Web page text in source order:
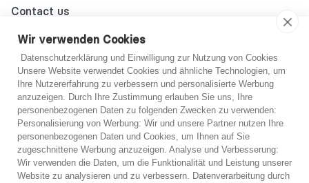
You are not sure?
If you are unsure, you can get free advice from one
Contact us
02131 708 42 70
support@abo-hilfe.de
© 2021 abo-hilfe.de
*Note: abo-hilfe.de serves as an informative website. The
consumer receives information and tips and tricks on the
Wir verwenden Cookies
Datenschutzerklärung und Einwilligung zur Nutzung von Cookies
Unsere Website verwendet Cookies und ähnliche Technologien, um
Ihre Nutzererfahrung zu verbessern und personalisierte Werbung
anzuzeigen. Durch Ihre Zustimmung erlauben Sie uns, Ihre
personenbezogenen Daten zu folgenden Zwecken zu verwenden:
Personalisierung von Werbung: Wir und unsere Partner nutzen Ihre
personenbezogenen Daten und Cookies, um Ihnen auf Sie
zugeschnittene Werbung anzuzeigen. Analyse und Verbesserung:
Wir verwenden die Daten, um die Funktionalität und Leistung unserer
Website zu analysieren und zu verbessern. Datenverarbeitung durch